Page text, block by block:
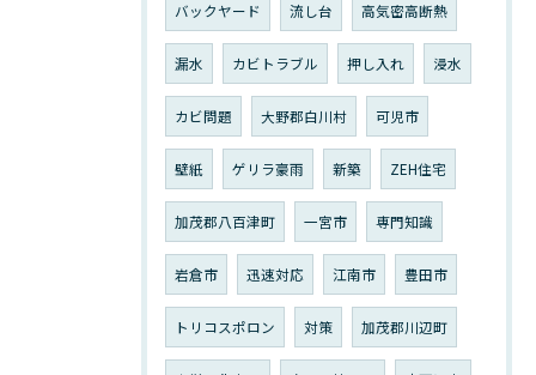
バックヤード 流し台 高気密高断熱
漏水 カビトラブル 押し入れ 浸水
カビ問題 大野郡白川村 可児市
壁紙 ゲリラ豪雨 新築 ZEH住宅
加茂郡八百津町 一宮市 専門知識
岩倉市 迅速対応 江南市 豊田市
トリコスポロン 対策 加茂郡川辺町